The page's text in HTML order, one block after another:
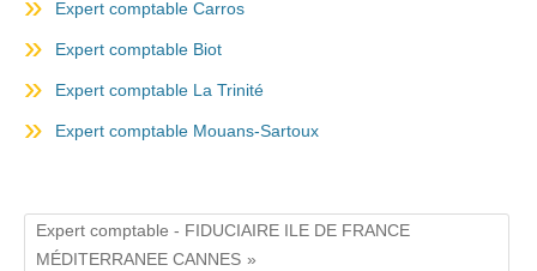
Expert comptable Carros
Expert comptable Biot
Expert comptable La Trinité
Expert comptable Mouans-Sartoux
Expert comptable - FIDUCIAIRE ILE DE FRANCE
MÉDITERRANEE CANNES